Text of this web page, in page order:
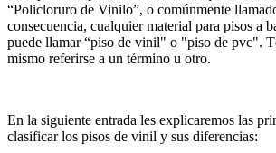
“Policloruro de Vinilo”, o comúnmente
consecuencia, cualquier material para pisos a
puede llamar “piso de vinil" o "piso de pvc".
mismo referirse a un término u otro.
En la siguiente entrada les explicaremos las
clasificar los pisos de vinil y sus diferencias: